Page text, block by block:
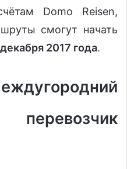
Domo Reisen,
смогут начать
декабря 2017 года.